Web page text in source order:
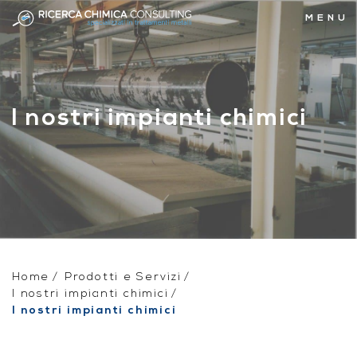
MENU
I nostri impianti chimici
Home
Prodotti e Servizi
I nostri impianti chimici
I nostri impianti chimici